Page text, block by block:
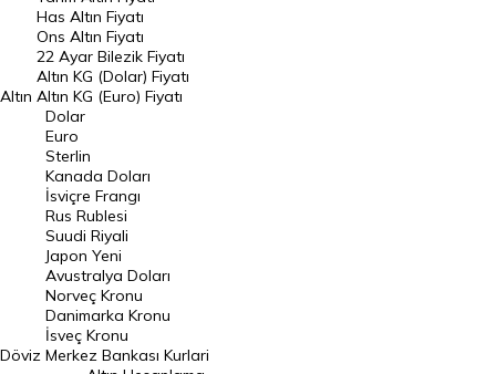
Döviz Kuru
Dolar Kuru
Euro Kuru
Pound Kuru
Frank Kuru
Riyal Kuru
Avustralya Doları
Danimarka Kronu Kuru
Kanada Doları Kuru
Norveç Kronu Kuru
Altın
Has Altın Fiyatı
Ons Altın Fiyatı
22 Ayar Bilezik Fiyatı
Altın KG (Dolar) Fiyatı
Altın KG (Euro) Fiyatı
Döviz
Dolar
Euro
Sterlin
Kanada Doları
İsviçre Frangı
Rus Rublesi
Suudi Riyali
Japon Yeni
Avustralya Doları
Norveç Kronu
Danimarka Kronu
İsveç Kronu
Merkez Bankası Kurlari